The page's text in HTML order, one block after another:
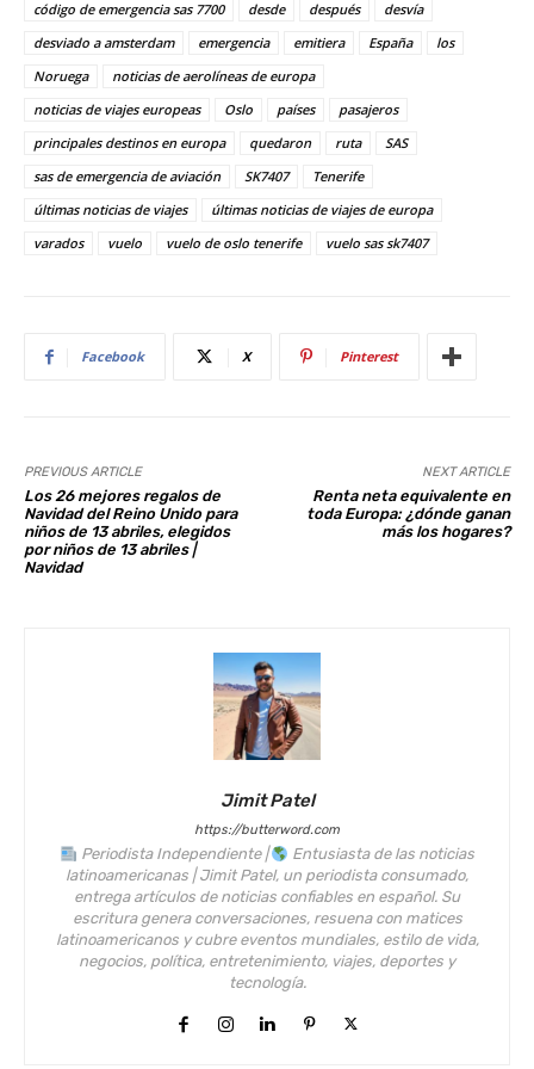
e
st
s
A
p
p
e
b
o
o
k
di
t
e
dI
n
e
código de emergencia sas 7700
desde después
desvía
desviado a amsterdam
emergencia emitiera España
los
Noruega
noticias de aerolíneas de europa
noticias de viajes europeas
Oslo países
pasajeros
principales destinos en europa
quedaron ruta
SAS
sas de emergencia de aviación
SK7407
Tenerife
últimas noticias de viajes
últimas noticias de viajes de europa
varados
vuelo vuelo de oslo tenerife vuelo sas sk7407
Facebook X Pinterest
PREVIOUS ARTICLE
Los 26 mejores regalos de
Navidad del Reino Unido para
niños de 13 abriles, elegidos
por niños de 13 abriles |
Navidad
NEXT ARTICLE
Renta neta equivalente en
toda Europa: ¿dónde ganan
más los hogares?
Jimit Patel
https://butterword.com
Periodista Independiente |
Entusiasta de las noticias
latinoamericanas | Jimit Patel, un periodista consumado,
entrega artículos de noticias confiables en español. Su
escritura genera conversaciones, resuena con matices
latinoamericanos y cubre eventos mundiales, estilo de vida,
negocios, política, entretenimiento, viajes, deportes y
tecnología.